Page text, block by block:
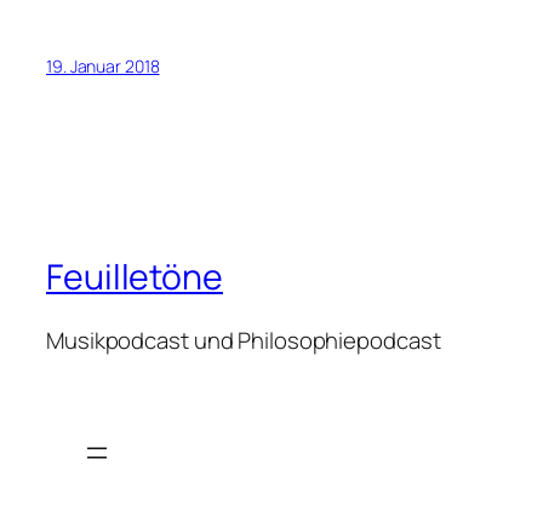
19. Januar 2018
Feuilletöne
Musikpodcast und Philosophiepodcast